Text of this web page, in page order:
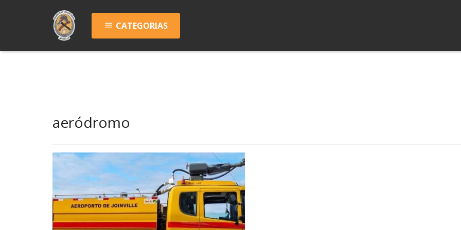
menu CATEGORIAS
aeródromo